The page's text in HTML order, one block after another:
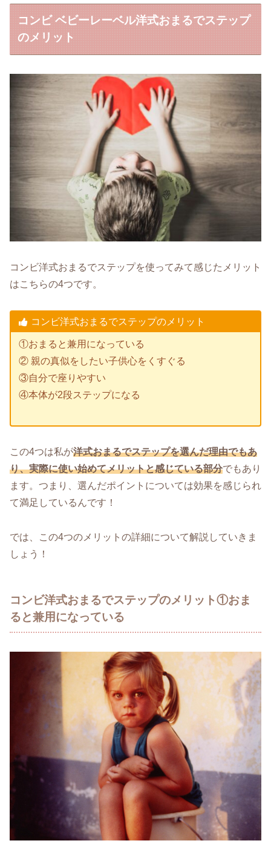
コンビ ベビーレーベル洋式おまるでステップ
のメリット
コンビ洋式おまるでステップを使ってみて感じたメリット
はこちらの4つです。
コンビ洋式おまるでステップのメリット
①おまると兼用になっている
② 親の真似をしたい子供心をくすぐる
③自分で座りやすい
④本体が2段ステップになる
この4つは私が洋式おまるでステップを選んだ理由でもあ
り、実際に使い始めてメリットと感じている部分でもあり
ます。つまり、選んだポイントについては効果を感じられ
て満足しているんです！
では、この4つのメリットの詳細について解説していきま
しょう！
コンビ洋式おまるでステップのメリット①おま
ると兼用になっている